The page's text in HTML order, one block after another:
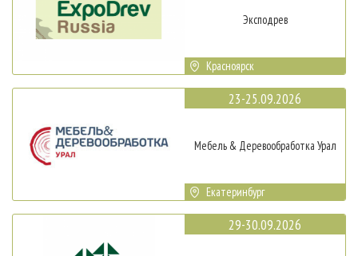
Эксподрев
Красноярск
23-25.09.2026
Мебель & Деревообработка Урал
Екатеринбург
29-30.09.2026